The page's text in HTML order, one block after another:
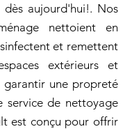
aujourd'hui!. Nos
nettoient en
et remettent
extérieurs et
garantir une propreté
service de nettoyage
est conçu pour offrir